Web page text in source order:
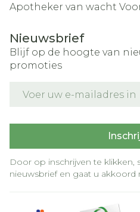
Apotheker van wacht
Nieuwsbrief
Blijf op de hoogte van
promoties
Door op inschrijven te klikken,
nieuwsbrief en gaat u akkoord